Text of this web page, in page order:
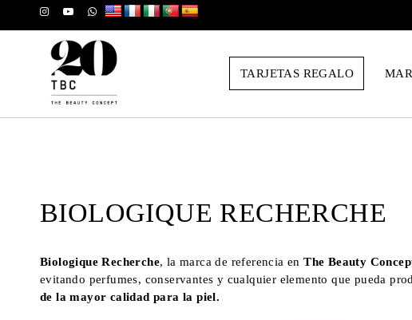
TARJETAS REGALO
BIOLOGIQUE RECHERCHE
Biologique Recherche, la marca de referencia enThe Beauty
evitando perfumes, conservantes y cualquier elemento que pueda
de la mayor calidad para la piel.